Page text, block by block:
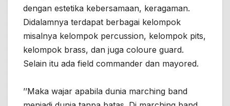
dengan estetika kebersamaan, keragaman.
Didalamnya terdapat berbagai kelompok
misalnya kelompok percussion, kelompok pits,
kelompok brass, dan juga coloure guard.
Selain itu ada field commander dan mayored.
’’Maka wajar apabila dunia marching band